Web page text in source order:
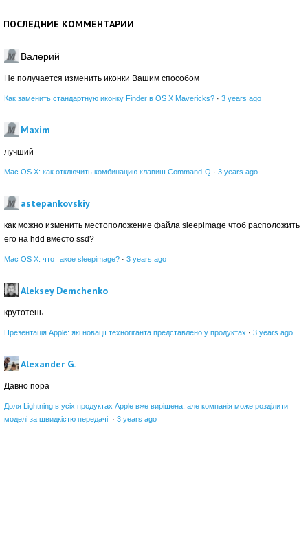
ПОСЛЕДНИЕ КОММЕНТАРИИ
Валерий
Не получается изменить иконки Вашим способом
Как заменить стандартную иконку Finder в OS X Mavericks? · 3 years ago
Maxim
лучший
Mac OS X: как отключить комбинацию клавиш Command-Q · 3 years ago
astepankovskiy
как можно изменить местоположение файла sleepimage чтоб расположить
его на hdd вместо ssd?
Mac OS X: что такое sleepimage? · 3 years ago
Aleksey Demchenko
крутотень
Презентація Apple: які новації техногіганта представлено у продуктах · 3 years ago
Alexander G.
Давно пора
Доля Lightning в усіх продуктах Apple вже вирішена, але компанія може розділити
моделі за швидкістю передачі · 3 years ago